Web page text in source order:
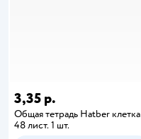
3,35 р.
Общая тетрадь Hatber клетка
48 лист. 1 шт.